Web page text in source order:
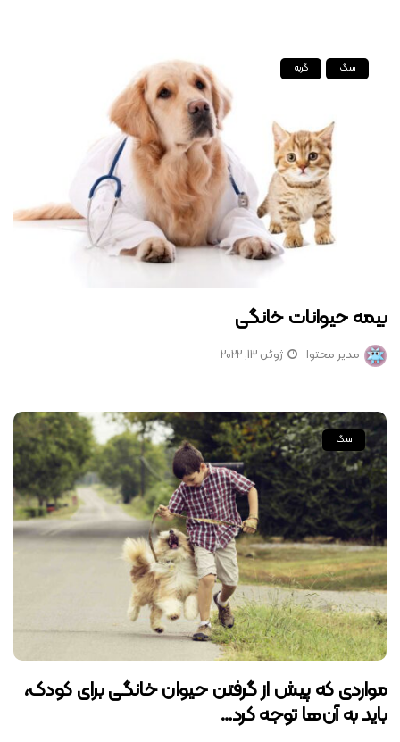
سگ گربه
بیمه حیوانات خانگی
مدیر محتوا ژوئن 13, 2022
سگ
مواردی که پیش از گرفتن حیوان خانگی برای کودک،
باید به آن‌ها توجه کرد…